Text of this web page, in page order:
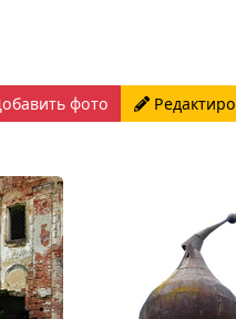
фото